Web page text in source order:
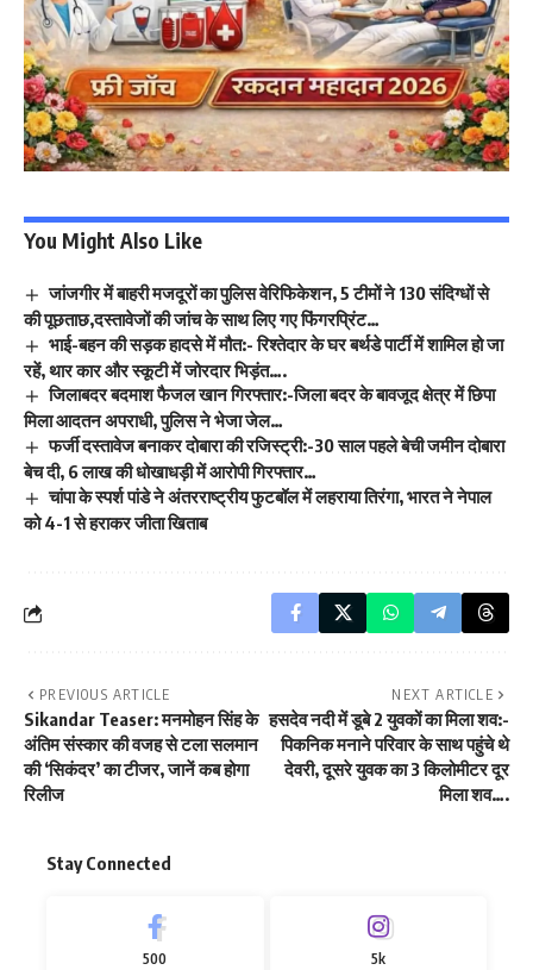
You Might Also Like
जांजगीर में बाहरी मजदूरों का पुलिस वेरिफिकेशन, 5 टीमों ने 130 संदिग्धों से
की पूछताछ,दस्तावेजों की जांच के साथ लिए गए फिंगरप्रिंट…
भाई-बहन की सड़क हादसे में मौत:- रिश्तेदार के घर बर्थडे पार्टी में शामिल हो जा
रहें, थार कार और स्कूटी में जोरदार भिड़ंत….
जिलाबदर बदमाश फैजल खान गिरफ्तार:-जिला बदर के बावजूद क्षेत्र में छिपा
मिला आदतन अपराधी, पुलिस ने भेजा जेल…
फर्जी दस्तावेज बनाकर दोबारा की रजिस्ट्री:-30 साल पहले बेची जमीन दोबारा
बेच दी, 6 लाख की धोखाधड़ी में आरोपी गिरफ्तार…
चांपा के स्पर्श पांडे ने अंतरराष्ट्रीय फुटबॉल में लहराया तिरंगा, भारत ने नेपाल
को 4-1 से हराकर जीता खिताब
PREVIOUS ARTICLE
Sikandar Teaser: मनमोहन सिंह के
अंतिम संस्कार की वजह से टला सलमान
की ‘सिकंदर’ का टीजर, जानें कब होगा
रिलीज
NEXT ARTICLE
हसदेव नदी में डूबे 2 युवकों का मिला शव:-
पिकनिक मनाने परिवार के साथ पहुंचे थे
देवरी, दूसरे युवक का 3 किलोमीटर दूर
मिला शव….
Stay Connected
500 5k